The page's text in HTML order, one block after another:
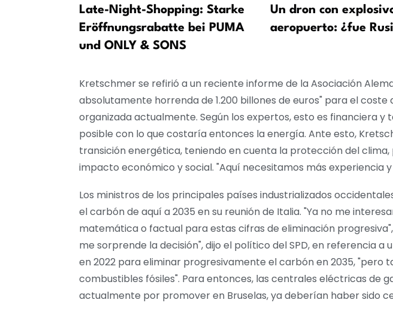
Late-Night-Shopping: Starke
Eröffnungsrabatte bei PUMA
und ONLY & SONS
Un dron con
aeropuerto: ¿fue
Kretschmer se refirió a un reciente informe de la Asociación
absolutamente horrenda de 1.200 billones de euros" para el
organizada actualmente. Según los expertos, esto es financiera
posible con lo que costaría entonces la energía. Ante esto,
transición energética, teniendo en cuenta la protección del
impacto económico y social. "Aquí necesitamos más experiencia
Los ministros de los principales países industrializados
el carbón de aquí a 2035 en su reunión de Italia. "Ya no me
matemática o factual para estas cifras de eliminación
me sorprende la decisión", dijo el político del SPD, en referencia
en 2022 para eliminar progresivamente el carbón en 2035,
combustibles fósiles". Para entonces, las centrales eléctricas de
actualmente por promover en Bruselas, ya deberían haber sido